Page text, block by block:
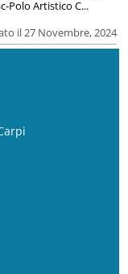
il 27 Novembre, 2024
Polo Artistico C...